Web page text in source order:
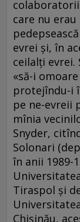
care nu erau
evrei şi, în
ceilalţi evrei.
«să-i
protejîndu-i
pe ne-evreii
mînia
Snyder,
Solonari
în anii 1989-
Tiraspol şi
Chişinău,